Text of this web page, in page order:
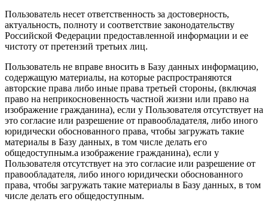
Пользователь несет ответственность за достоверность,
актуальность, полноту и соответствие законодательству
Российской Федерации предоставленной информации и ее
чистоту от претензий третьих лиц.
Пользователь не вправе вносить в Базу данных информацию,
содержащую материалы, на которые распространяются
авторские права либо иные права третьей стороны, (включая
право на неприкосновенность частной жизни или право на
изображение гражданина), если у Пользователя отсутствует на
это согласие или разрешение от правообладателя, либо иного
юридически обоснованного права, чтобы загружать такие
материалы в Базу данных, в том числе делать его
общедоступным.а изображение гражданина), если у
Пользователя отсутствует на это согласие или разрешение от
правообладателя, либо иного юридически обоснованного
права, чтобы загружать такие материалы в Базу данных, в том
числе делать его общедоступным.